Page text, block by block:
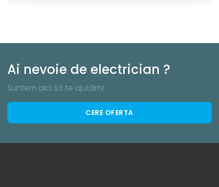
Ai nevoie de electrician ?
Suntem aici să te ajutăm!
CERE OFERTA